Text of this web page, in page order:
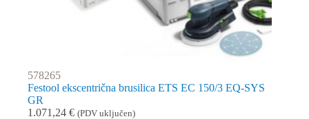
578265
Festool ekscentrična brusilica ETS EC 150/3 EQ-SYS
GR
1.071,24 € (PDV uključen)